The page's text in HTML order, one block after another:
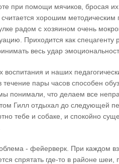
при помощи мячиков, бросая
хорошим
радом с хозяином очень
Приходится как
весь удар
и наших
пары часов способен
понимали, что делаем все
Гилл отдыхал до следующей
тебе и собаке, и спокойно
- фейерверк. При каждом
спрятать где-то в районе